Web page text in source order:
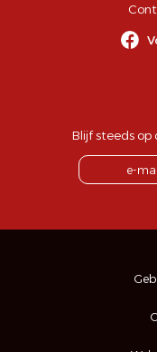
Blijf steeds op